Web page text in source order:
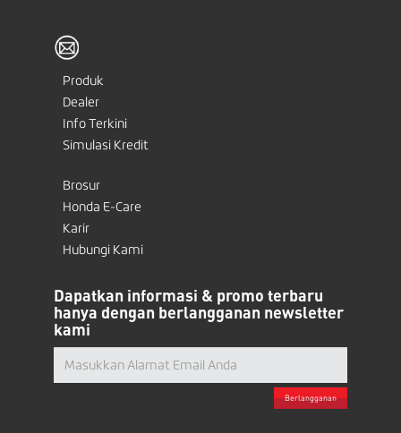
Produk
Dealer
Info Terkini
Simulasi Kredit
Brosur
Honda E-Care
Karir
Hubungi Kami
Dapatkan informasi & promo terbaru
hanya dengan berlangganan newsletter
kami
Berlangganan